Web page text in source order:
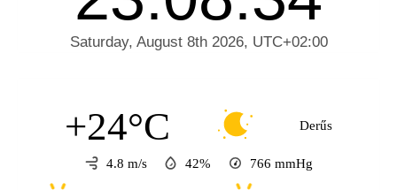
+24°C Derűs
4.8 m/s 42% 766 mmHg